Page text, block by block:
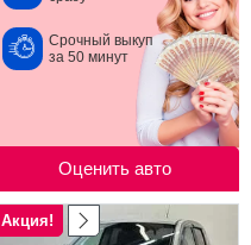
Срочный выкуп
за 50 минут
Оценить авто
Акция!